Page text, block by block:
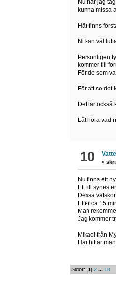
Nu har jag
kunna missa
Här finns
Ni kan väl
Personligen
kommer till
För de som
För att se det
Det lär också
Låt höra vad
10 «
Nu finns ett
Ett till synes
Dessa
Efter ca 15
Man
Jag kommer
Mikael från
Här hittar
Sidor: [1]2 ... 18